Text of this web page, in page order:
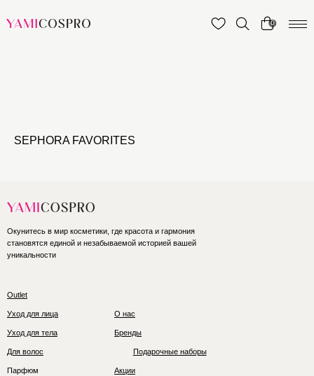
0
SEPHORA FAVORITES
Outlet
Окунитесь в мир косметики, где красота и гармония
становятся единой и незабываемой историей вашей
уникальности
Уход для лица
Уход для тела
Для волос
Парфюм
О нас
Бренды
Подарочные наборы
Акции